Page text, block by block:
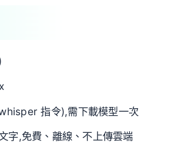
指令),需下載模型一次
字,免費、離線、不上傳雲端